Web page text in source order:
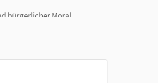
bürgerlicher Moral.
leseungeübten